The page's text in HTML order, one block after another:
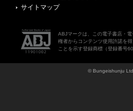
サイトマップ
ABJマークは、この電子書店・
権者からコンテンツ使用許諾を
ことを示す登録商標（登録番号
© Bungeishunju